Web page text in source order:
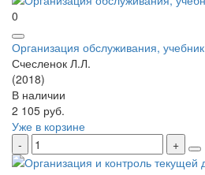
0
Организация обслуживания, учебник
Счесленок Л.Л.
(2018)
В наличии
2 105 руб.
Уже в корзине